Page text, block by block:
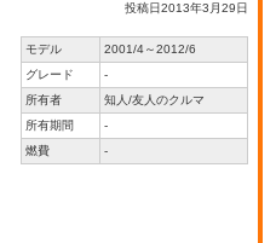
投稿日2013年3月29日
モデル
2001/4～2012/6
グレード
-
所有者
知人/友人のクルマ
所有期間
-
燃費
-